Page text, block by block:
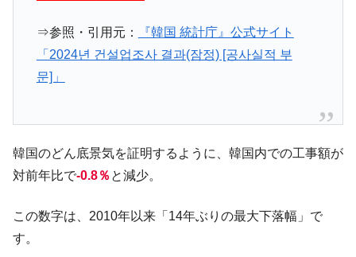
塊！
Fact1
夏の甲子園、優勝校を最も多く輩出している都道
府県とは？
Fact1
全て勝つといくら？ 競馬GI競走で勝利騎手がもら
える賞金とは？
Fact1
なスーパーリーグとは？
⇒参照・引用元：
『韓国 統計庁』公式サイト
「2024년 건설업조사 결과(잠정) [공사실적 부
문]」
韓国のどん底景気を証明するように、韓国内での工事額が
対前年比で-0.8％ と減少。
この数字は、2010年以来「14年ぶりの最大下落幅」で
す。